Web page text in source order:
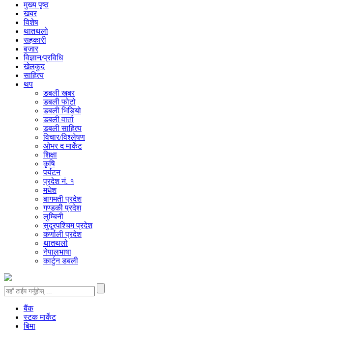
मुख्य पृष्ठ
खबर
विशेष
थातथलो
सहकारी
बजार
विज्ञान/प्रविधि
खेलकुद
साहित्य
थप
डबली खबर
डबली फोटो
डबली भिडियो
डबली वार्ता
डबली साहित्य
विचार/विश्‍लेषण
ओभर द मार्केट
शिक्षा
कृषि
पर्यटन
प्रदेश नं. १
मधेश
बागमती प्रदेश
गण्डकी प्रदेश
लुम्बिनी
सुदूरपश्चिम प्रदेश
कर्णाली प्रदेश
थातथलो
नेपालभाषा
कार्टुन डबली
बैंक
स्टक मार्केट
बिमा